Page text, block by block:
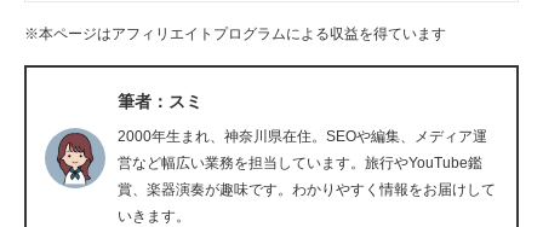
エレクトロニクス専門サイト
電子設計の基本と応用
エネルギーの専門メディア
建設×テクノロジーの最前線
※本ページはアフィリエイトプログラムによる収益を得ています
筆者：スミ
2000年生まれ、神奈川県在住。SEOや編集、メディア運
営など幅広い業務を担当しています。旅行やYouTube鑑
賞、楽器演奏が趣味です。わかりやすく情報をお届けして
いきます。